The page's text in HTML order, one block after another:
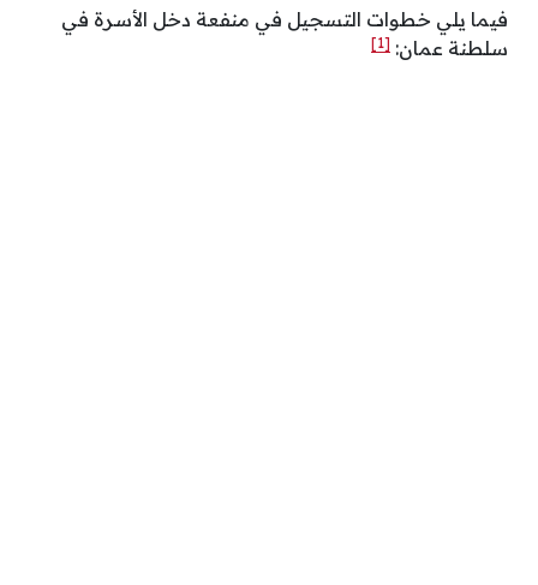
فيما يلي خطوات التسجيل في منفعة دخل الأسرة في
سلطنة عمان: [1]